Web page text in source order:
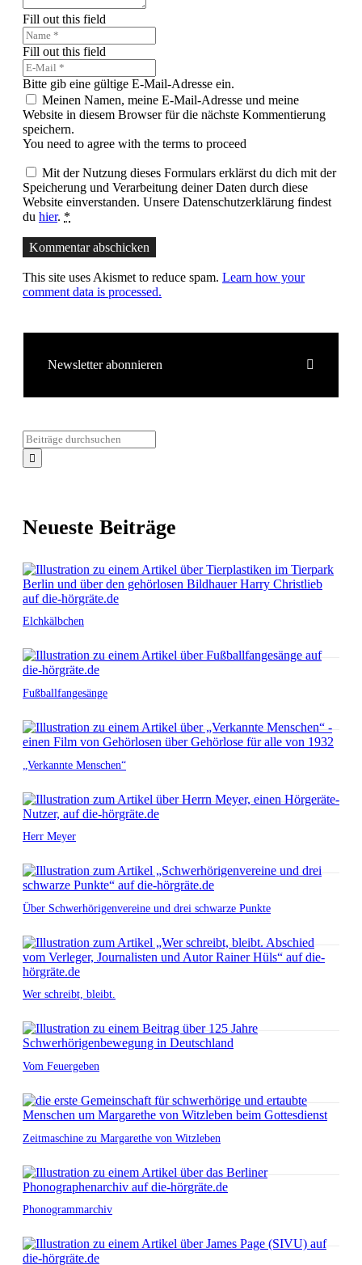
Fill out this field
Fill out this field
Bitte gib eine gültige E-Mail-Adresse ein.
Meinen Namen, meine E-Mail-Adresse und meine
Website in diesem Browser für die nächste Kommentierung
speichern.
You need to agree with the terms to proceed
Mit der Nutzung dieses Formulars erklärst du dich mit der
Speicherung und Verarbeitung deiner Daten durch diese
Website einverstanden. Unsere Datenschutzerklärung findest
du hier. *
Kommentar abschicken
This site uses Akismet to reduce spam. Learn how your
comment data is processed.
Newsletter abonnieren
Neueste Beiträge
Elchkälbchen
Fußballfangesänge
„Verkannte Menschen“
Herr Meyer
Über Schwerhörigenvereine und drei schwarze Punkte
Wer schreibt, bleibt.
Vom Feuergeben
Zeitmaschine zu Margarethe von Witzleben
Phonogrammarchiv